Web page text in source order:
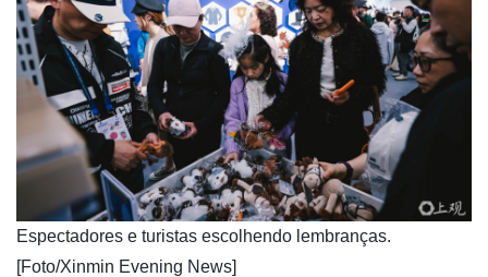
​Espectadores e turistas escolhendo lembranças.
[Foto/Xinmin Evening News]